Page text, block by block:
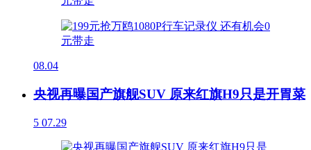
08.04
央视再曝国产旗舰SUV 原来红旗H9只是开胃菜
5 07.29